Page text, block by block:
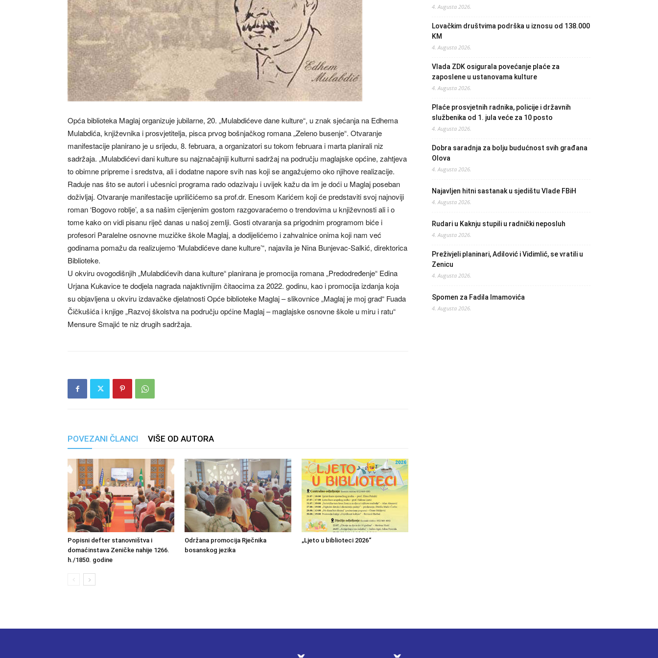
Opća biblioteka Maglaj organizuje jubilarne, 20. „Mulabdićeve dane kulture“, u znak sjećanja na Edhema
Mulabdića, književnika i prosvjetitelja, pisca prvog bošnjačkog romana „Zeleno busenje“. Otvaranje
manifestacije planirano je u srijedu, 8. februara, a organizatori su tokom februara i marta planirali niz
sadržaja. „Mulabdićevi dani kulture su najznačajniji kulturni sadržaj na području maglajske općine, zahtjeva
to obimne pripreme i sredstva, ali i dodatne napore svih nas koji se angažujemo oko njihove realizacije.
Raduje nas što se autori i učesnici programa rado odazivaju i uvijek kažu da im je doći u Maglaj poseban
doživljaj. Otvaranje manifestacije upriličićemo sa prof.dr. Enesom Karićem koji će predstaviti svoj najnoviji
roman ‘Bogovo roblje’, a sa našim cijenjenim gostom razgovaraćemo o trendovima u književnosti ali i o
tome kako on vidi pisanu riječ danas u našoj zemlji. Gosti otvaranja sa prigodnim programom biće i
profesori Paralelne osnovne muzičke škole Maglaj, a dodijelićemo i zahvalnice onima koji nam već
godinama pomažu da realizujemo ‘Mulabdićeve dane kulture’“, najavila je Nina Bunjevac-Salkić, direktorica
Biblioteke.
U okviru ovogodišnjih „Mulabdićevih dana kulture“ planirana je promocija romana „Predodređenje“ Edina
Urjana Kukavice te dodjela nagrada najaktivnijim čitaocima za 2022. godinu, kao i promocija izdanja koja
su objavljena u okviru izdavačke djelatnosti Opće biblioteke Maglaj – slikovnice „Maglaj je moj grad“ Fuada
Čičkušića i knjige „Razvoj školstva na području općine Maglaj – maglajske osnovne škole u miru i ratu“
Mensure Smajić te niz drugih sadržaja.
POVEZANI ČLANCI VIŠE OD AUTORA
Popisni defter stanovništva i
domaćinstava Zeničke nahije 1266.
h./1850. godine
Održana promocija Rječnika
bosanskog jezika
„Ljeto u biblioteci 2026“
4. Augusta 2026.
Lovačkim društvima podrška u iznosu od 138.000
KM
4. Augusta 2026.
Vlada ZDK osigurala povećanje plaće za
zaposlene u ustanovama kulture
4. Augusta 2026.
Plaće prosvjetnih radnika, policije i državnih
službenika od 1. jula veće za 10 posto
4. Augusta 2026.
Dobra saradnja za bolju budućnost svih građana
Olova
4. Augusta 2026.
Najavljen hitni sastanak u sjedištu Vlade FBiH
4. Augusta 2026.
Rudari u Kaknju stupili u radnički neposluh
4. Augusta 2026.
Preživjeli planinari, Adilović i Vidimlić, se vratili u
Zenicu
4. Augusta 2026.
Spomen za Fadila Imamovića
4. Augusta 2026.